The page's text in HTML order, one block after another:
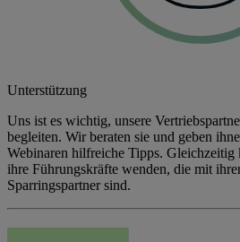
Unterstützung
Uns ist es wichtig, unsere
begleiten. Wir beraten sie und geben
Webinaren hilfreiche Tipps. Gleichzeitig
ihre Führungskräfte wenden, die mit
Sparringspartner sind.